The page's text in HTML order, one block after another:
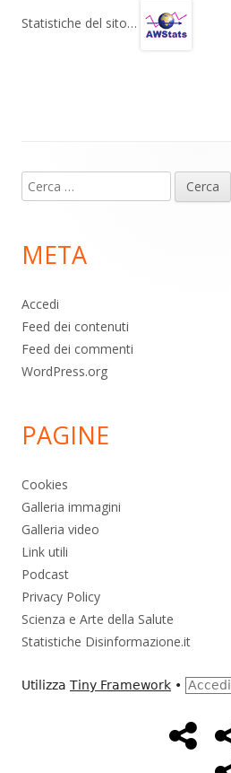
gr s b
Statistiche del sito…
piè
pagina
Ricerca
per:
META
Accedi
Feed dei contenuti
Feed dei commenti
WordPress.org
PAGINE
Cookies
Galleria immagini
Galleria video
Link utili
Podcast
Privacy Policy
Scienza e Arte della Salute
Statistiche Disinformazione.it
Utilizza Tiny Framework • Accedi
MenùHome
Page